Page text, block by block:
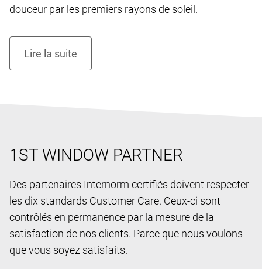
douceur par les premiers rayons de soleil.
1ST WINDOW PARTNER
Des partenaires Internorm certifiés doivent respecter
les dix standards Customer Care. Ceux-ci sont
contrôlés en permanence par la mesure de la
satisfaction de nos clients. Parce que nous voulons
que vous soyez satisfaits.